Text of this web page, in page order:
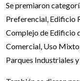
Se premiaron
Preferencial, Edificio
Complejo de Edificio
Comercial, Uso
Parques Industriales